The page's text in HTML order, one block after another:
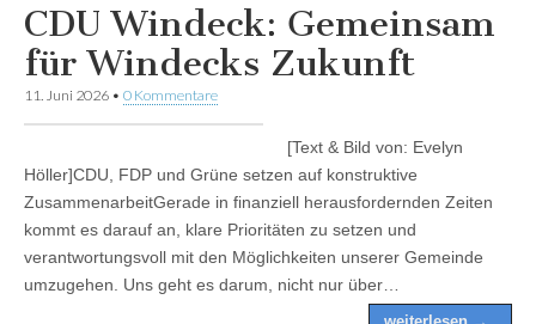
CDU Windeck: Gemeinsam
für Windecks Zukunft
11. Juni 2026 • 0 Kommentare
[Text & Bild von: Evelyn
Höller]CDU, FDP und Grüne setzen auf konstruktive
ZusammenarbeitGerade in finanziell herausfordernden Zeiten
kommt es darauf an, klare Prioritäten zu setzen und
verantwortungsvoll mit den Möglichkeiten unserer Gemeinde
umzugehen. Uns geht es darum, nicht nur über…